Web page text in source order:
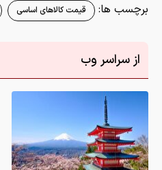
برچسب ها: قیمت کالاهای اساسی
از سراسر وب